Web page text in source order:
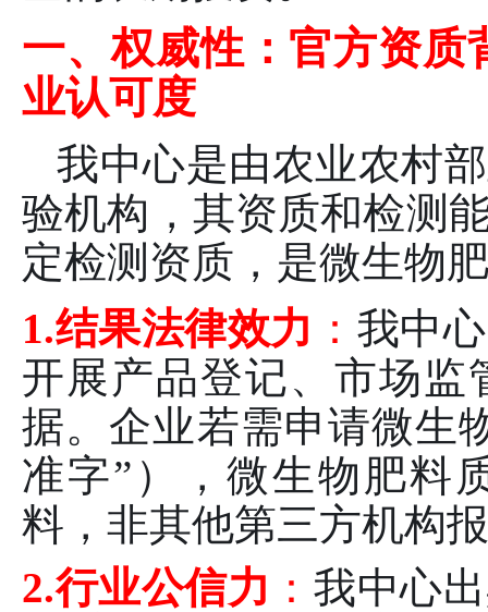
一、权威性：官方资质
业认可度
我中心是由农业农村
验机构，其资质和检测
定检测资质，是微生物
1.结果法律效力 ： 我中
开展产品登记、市场监
据。企业若需申请微生
准字”），微生物肥料
料，非其他第三方机构
2.行业公信力 ： 我中心